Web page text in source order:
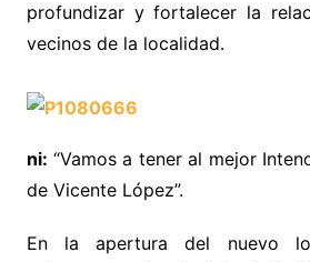
profundizar y fortalecer la
vecinos de la localidad.
ni: “Vamos a tener al mejor
de Vicente López”.
En la apertura del nuevo